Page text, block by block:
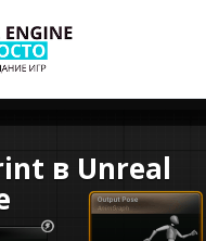
в Unreal